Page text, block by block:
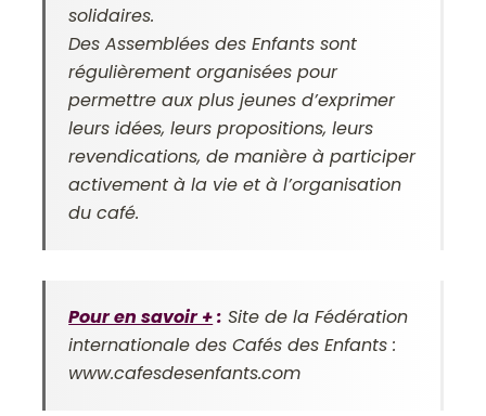
solidaires.
Des Assemblées des Enfants sont
régulièrement organisées pour
permettre aux plus jeunes d’exprimer
leurs idées, leurs propositions, leurs
revendications, de manière à participer
activement à la vie et à l’organisation
du café.
Pour en savoir +: Site de la Fédération
internationale des Cafés des Enfants :
www.cafesdesenfants.com